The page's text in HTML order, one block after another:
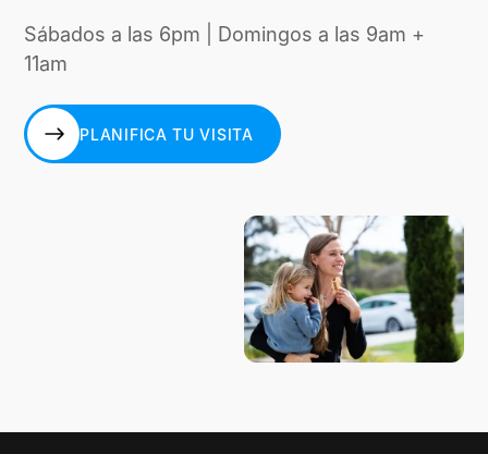
Sábados a las 6pm | Domingos a las 9am +
11am
PLANIFICA TU VISITA